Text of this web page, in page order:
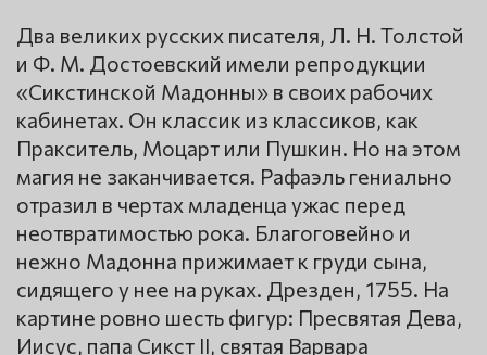
Два великих русских писателя, Л. Н. Толстой
и Ф. М. Достоевский имели репродукции
«Сикстинской Мадонны» в своих рабочих
кабинетах. Он классик из классиков, как
Пракситель, Моцарт или Пушкин. Но на этом
магия не заканчивается. Рафаэль гениально
отразил в чертах младенца ужас перед
неотвратимостью рока. Благоговейно и
нежно Мадонна прижимает к груди сына,
сидящего у нее на руках. Дрезден, 1755. На
картине ровно шесть фигур: Пресвятая Дева,
Иисус, папа Сикст II, святая Варвара